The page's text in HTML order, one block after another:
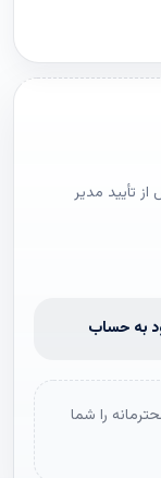
تأیید مدیر
به حساب
را شما